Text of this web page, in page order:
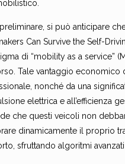
preliminare, si può anticipare
Can Survive the Self-
di “mobility as a service”
Tale vantaggio economico
nonché da una
elettrica e all’efficienza
che questi veicoli non
dinamicamente il proprio
sfruttando algoritmi